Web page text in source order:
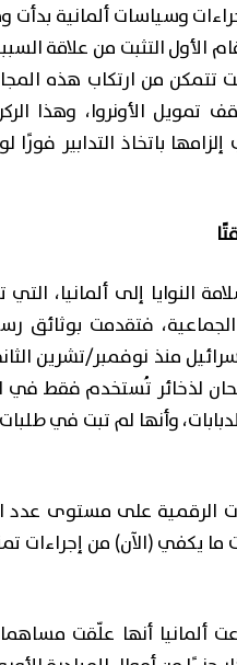
وسياسات ألمانية
التثبت من علاقة
تتمكن من ارتكاب هذه
الأونروا، وهذا
إلزامها باتخاذ التدابير
النوايا إلى ألمانيا،
فتقدمت بوثائق
لذخائر تُستخدم فقط في
وأنها لم تبت في
الرقمية على مستوى عدد
ما يكفي (الآن) من
ألمانيا أنها علّقت